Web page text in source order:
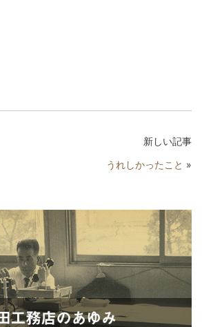
新しい記事
うれしかったこと »